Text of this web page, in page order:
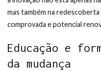
mas também na
comprovada e potencial
Educação e
da mudança